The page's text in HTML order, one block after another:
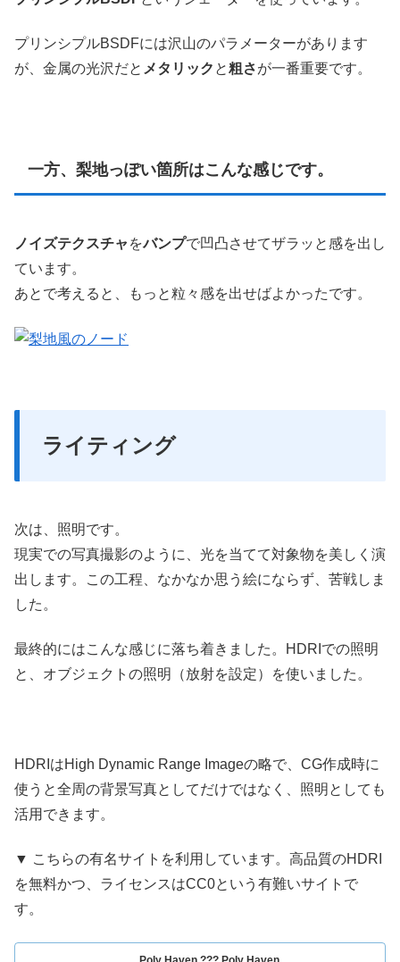
プリンシプルBSDFには沢山のパラメーターがあります
が、金属の光沢だと メタリック と粗さが一番重要です。
一方、梨地っぽい箇所はこんな感じです。
ノイズテクスチャ をバンプで凹凸させてザラッと感を出し
ています。
あとで考えると、もっと粒々感を出せばよかったです。
ライティング
次は、照明です。
現実での写真撮影のように、光を当てて対象物を美しく演
出します。この工程、なかなか思う絵にならず、苦戦しま
した。
最終的にはこんな感じに落ち着きました。HDRIでの照明
と、オブジェクトの照明（放射を設定）を使いました。
HDRIはHigh Dynamic Range Imageの略で、CG作成時に
使うと全周の背景写真としてだけではなく、照明としても
活用できます。
▼ こちらの有名サイトを利用しています。高品質のHDRI
を無料かつ、ライセンスはCC0という有難いサイトで
す。